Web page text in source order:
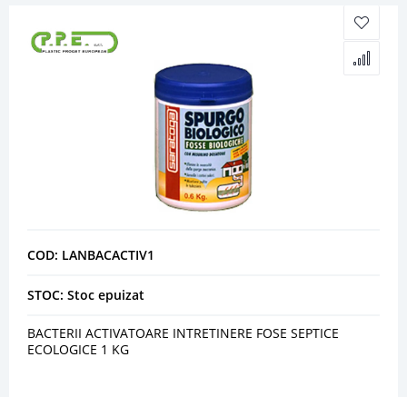
COD: LANBACACTIV1
STOC: Stoc epuizat
BACTERII ACTIVATOARE INTRETINERE FOSE SEPTICE
ECOLOGICE 1 KG